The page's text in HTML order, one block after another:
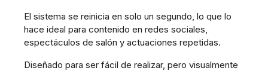
El sistema se reinicia en solo un segundo, lo que lo
hace ideal para contenido en redes sociales,
espectáculos de salón y actuaciones repetidas.
Diseñado para ser fácil de realizar, pero visualmente